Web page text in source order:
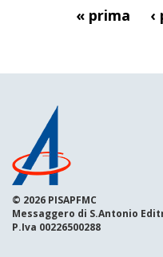
« prima ‹
© 2026 PISAPFMC
Messaggero di S.Antonio
P.Iva 00226500288